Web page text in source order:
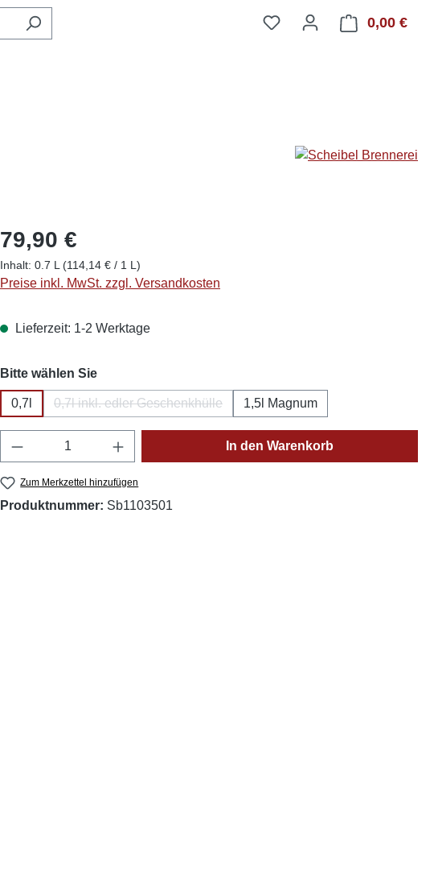
0,00 €
79,90 €
Inhalt: 0.7 L (114,14 € / 1 L)
Preise inkl. MwSt. zzgl. Versandkosten
Lieferzeit: 1-2 Werktage
Bitte wählen Sieauswählen
0,7l 0,7l inkl. edler Geschenkhülle
(Diese Option ist zurzeit nicht verfügbar.)
1,5l Magnum
Produkt Anzahl: Gib den gewünschten Wert ein
In den Warenkorb
Zum Merkzettel hinzufügen
Produktnummer: Sb1103501